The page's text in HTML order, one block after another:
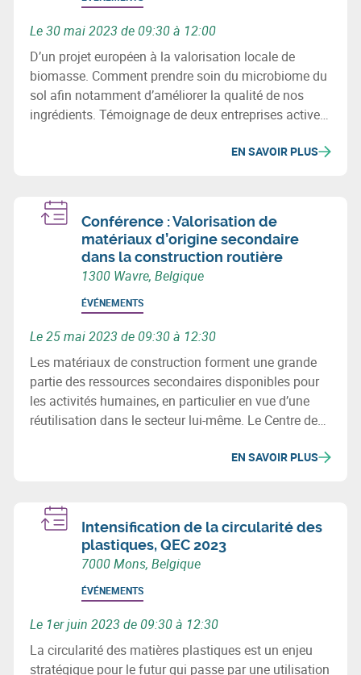
Le 30 mai 2023 de 09:30 à 12:00
D’un projet européen à la valorisation locale de
biomasse. Comment prendre soin du microbiome du
sol afin notamment d’améliorer la qualité de nos
ingrédients. Témoignage de deux entreprises actives
destination de l’agriculture : Toopi Organics et
EN SAVOIR PLUS
Conférence : Valorisation de
matériaux d’origine secondaire
dans la construction routière
1300 Wavre, Belgique
ÉVÉNEMENTS
Le 25 mai 2023 de 09:30 à 12:30
Les matériaux de construction forment une grande
partie des ressources secondaires disponibles pour
les activités humaines, en particulier en vue d’une
réutilisation dans le secteur lui-même. Le Centre de
invitent à découvrir les avancées et perspectives en
EN SAVOIR PLUS
Intensification de la circularité des
plastiques, QEC 2023
7000 Mons, Belgique
ÉVÉNEMENTS
Le 1er juin 2023 de 09:30 à 12:30
La circularité des matières plastiques est un enjeu
stratégique pour le futur qui passe par une utilisation